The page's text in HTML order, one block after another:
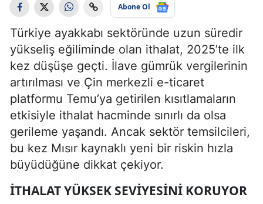
Abone Ol
Türkiye ayakkabı sektöründe uzun süredir
yükseliş eğiliminde olan ithalat, 2025’te ilk
kez düşüşe geçti. İlave gümrük vergilerinin
artırılması ve Çin merkezli e-ticaret
platformu Temu’ya getirilen kısıtlamaların
etkisiyle ithalat hacminde sınırlı da olsa
gerileme yaşandı. Ancak sektör temsilcileri,
bu kez Mısır kaynaklı yeni bir riskin hızla
büyüdüğüne dikkat çekiyor.
İTHALAT YÜKSEK SEVIYESINI KORUYOR